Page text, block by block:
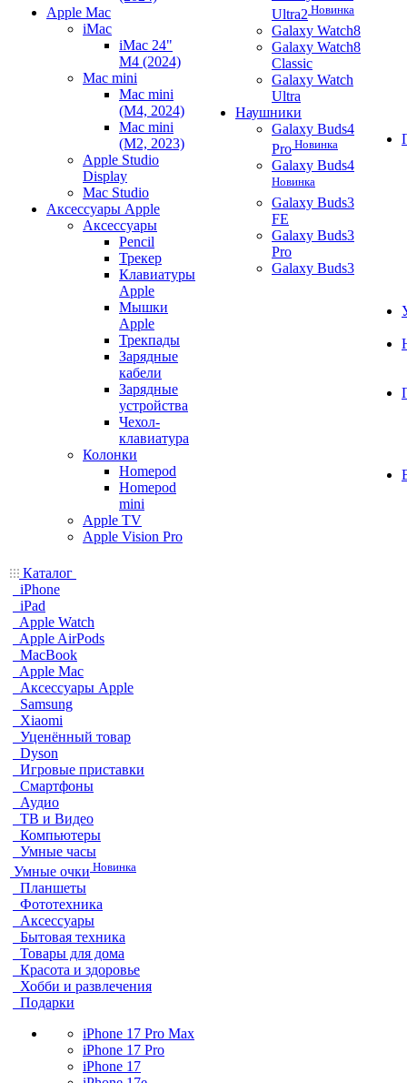
Apple Mac
iMac
iMac 24"
M4 (2024)
Mac mini
Mac mini
(M4, 2024)
Mac mini
(M2, 2023)
Apple Studio
Display
Mac Studio
Аксессуары Apple
Аксессуары
Pencil
Трекер
Клавиатуры
Apple
Мышки
Apple
Трекпады
Зарядные
кабели
Зарядные
устройства
Чехол-
клавиатура
Колонки
Homepod
Homepod
mini
Apple TV
Apple Vision Pro
Ultra2 Новинка
Galaxy Watch8
Galaxy Watch8
Classic
Galaxy Watch
Ultra
Наушники
Galaxy Buds4
Pro Новинка
Galaxy Buds4
Новинка
Galaxy Buds3
FE
Galaxy Buds3
Pro
Galaxy Buds3
Каталог
iPhone
iPad
Apple Watch
Apple AirPods
MacBook
Apple Mac
Аксессуары Apple
Samsung
Xiaomi
Уценённый товар
Dyson
Игровые приставки
Смартфоны
Аудио
ТВ и Видео
Компьютеры
Умные часы
Умные очки Новинка
Планшеты
Фототехника
Аксессуары
Бытовая техника
Товары для дома
Красота и здоровье
Хобби и развлечения
Подарки
iPhone 17 Pro Max
iPhone 17 Pro
iPhone 17